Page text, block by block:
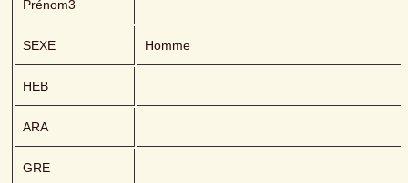
Prénom3
SEXE Homme
HEB
ARA
GRE